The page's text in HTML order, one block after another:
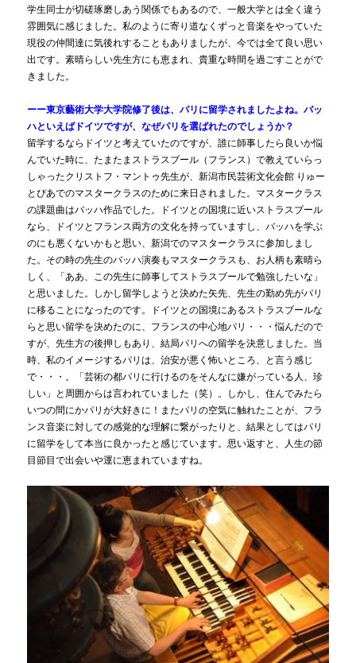
学生同士が切磋琢磨しあう関係でもあるので、一般大学とは全く違う
雰囲気に感じました。私のように寄り道なくずっと音楽をやっていた
現役の仲間達に気後れすることもありましたが、今では全て良い思い
出です。素晴らしい先生方にも恵まれ、貴重な時間を過ごすことがで
きました。
ーー東京藝術大学大学院修了後は、パリに留学されましたよね。バッ
ハといえばドイツですが、なぜパリを選ばれたのでしょうか？
留学するならドイツと考えていたのですが、誰に師事したら良いか悩
んでいた時に、たまたまストラスブール（フランス）で教えていらっ
しゃったクリストフ・マントゥ先生が、新潟市民芸術文化会館 りゅー
とぴあでのマスタークラスのために来日されました。マスタークラス
の課題曲はバッハ作品でした。ドイツとの国境に近いストラスブール
なら、ドイツとフランス両方の文化を持っていますし、バッハを学ぶ
のにも悪くないかもと思い、新潟でのマスタークラスに参加しまし
た。その時の先生のバッハ演奏もマスタークラスも、お人柄も素晴ら
しく、「ああ、この先生に師事してストラスブールで勉強したいな」
と思いました。しかし留学しようと決めた矢先、先生の勤め先がパリ
に移ることになったのです。ドイツとの国境にあるストラスブールな
らと思い留学を決めたのに、フランスの中心地パリ・・・悩んだので
すが、先生方の後押しもあり、結局パリへの留学を決意しました。当
時、私のイメージするパリは、治安が悪く怖いところ、と言う感じ
で・・・。「芸術の都パリに行けるのをそんなに嫌がっている人、珍
しい」と周囲からは言われていました（笑）。しかし、住んでみたら
いつの間にかパリが大好きに！またパリの空気に触れたことが、フラ
ンス音楽に対しての感覚的な理解に繋がったりと、結果としてはパリ
に留学をして本当に良かったと感じています。思い返すと、人生の節
目節目で出会いや運に恵まれていますね。